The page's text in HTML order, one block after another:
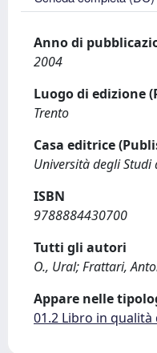
Anno di
2004
Luogo di edizione
Trento
Casa editrice
Università degli Studi
ISBN
9788884430700
Tutti gli autori
O., Ural; Frattari,
Appare nelle
01.2 Libro in